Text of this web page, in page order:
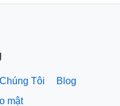
Tôi
Blog
mật